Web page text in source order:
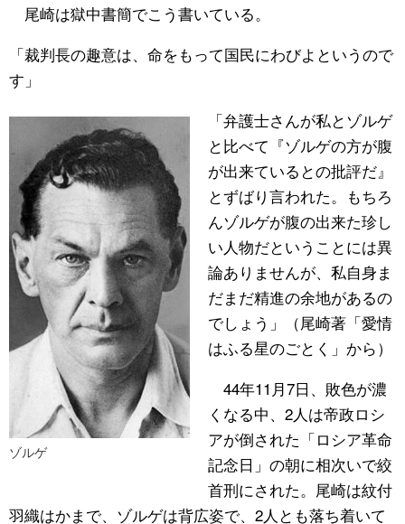
尾崎は獄中書簡でこう書いている。
「裁判長の趣意は、命をもって国民にわびよというので
す」
ゾルゲ
「弁護士さんが私とゾルゲ
と比べて『ゾルゲの方が腹
が出来ているとの批評だ』
とずばり言われた。もちろ
んゾルゲが腹の出来た珍し
い人物だということには異
論ありませんが、私自身ま
だまだ精進の余地があるの
でしょう」（尾崎著「愛情
はふる星のごとく」から）
44年11月7日、敗色が濃
くなる中、2人は帝政ロシ
アが倒された「ロシア革命
記念日」の朝に相次いで絞
首刑にされた。尾崎は紋付
羽織はかまで、ゾルゲは背広姿で、2人とも落ち着いて